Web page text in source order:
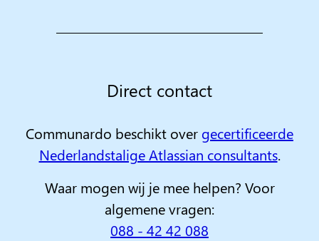
Direct contact
Communardo beschikt over gecertificeerde
Nederlandstalige Atlassian consultants.
Waar mogen wij je mee helpen? Voor
algemene vragen:
088 - 42 42 088